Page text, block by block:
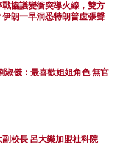
協議變衝突導火線，雙方
朗一早洞悉特朗普虛張聲
淑儀：最喜歡姐姐角色 無官
校長 呂大樂加盟社科院